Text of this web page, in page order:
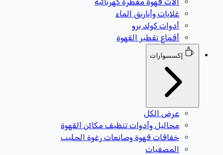
غلايات وأباريق الماء
أدوات كولد برو
أقماع تقطير القهوة
إكسسوارات
عرض الكل
محاليل وأدوات تنظيف مكائن القهوة
خفاقات قهوة وصانعات رغوة الحليب
المصفيات